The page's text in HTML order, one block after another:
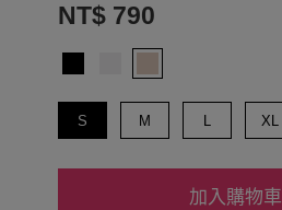
NT$ 790
S M L XL
加入購物車